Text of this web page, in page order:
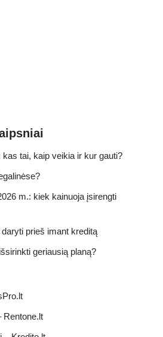
tai, kaip veikia ir kur gauti?
m.: kiek kainuoja įsirengti
prieš imant kreditą
geriausią planą?
Rentone.lt